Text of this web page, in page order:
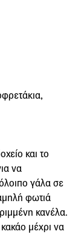
και το
να
γάλα σε
φωτιά
κανέλα.
μέχρι να